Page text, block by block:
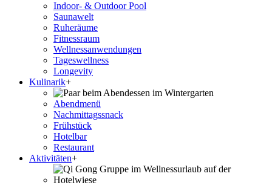
Indoor- & Outdoor Pool
Saunawelt
Ruheräume
Fitnessraum
Wellness­anwendungen
Tageswellness
Longevity
Kulinarik+
Abendmenü
Nachmittagssnack
Frühstück
Hotelbar
Restaurant
Aktivitäten+